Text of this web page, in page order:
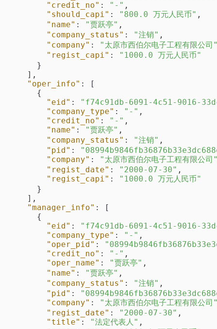
"credit_no" : "-" ,
"should_capi" : "800.0 万元人民币" ,
"name" : "贾跃亭" ,
"company_status" : "注销" ,
"company" :
"太原市西伯尔电子工程有限公司
"regist_capi" :
"1000.0 万元人民币"
}
] ,
"oper_info" :
[
{
"eid" :
"f74c91db-6091-4c51-9016-
"company_type" : "-" ,
"credit_no" : "-" ,
"name" : "贾跃亭" ,
"company_status" : "注销" ,
"pid" :
"company" :
"太原市西伯尔电子工程有限公司
"regist_date" : "2000-07-30" ,
"regist_capi" :
"1000.0 万元人民币"
}
] ,
"manager_info" :
[
{
"eid" :
"f74c91db-6091-4c51-9016-
"company_type" : "-" ,
"oper_pid" :
"credit_no" : "-" ,
"oper_name" : "贾跃亭" ,
"name" : "贾跃亭" ,
"company_status" : "注销" ,
"pid" :
"company" :
"太原市西伯尔电子工程有限公司
"regist_date" : "2000-07-30" ,
"title" : "法定代表人" ,